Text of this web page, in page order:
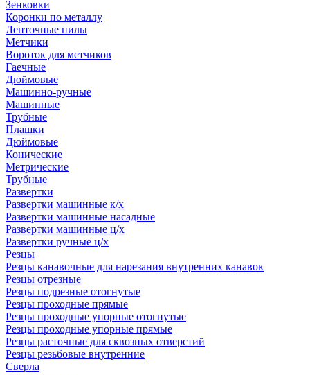
Зенковки
Коронки по металлу
Ленточные пилы
Метчики
Вороток для метчиков
Гаечные
Дюймовые
Машинно-ручные
Машинные
Трубные
Плашки
Дюймовые
Конические
Метрические
Трубные
Развертки
Развертки машинные к/х
Развертки машинные насадные
Развертки машинные ц/х
Развертки ручные ц/х
Резцы
Резцы канавочные для нарезания внутренних канавок
Резцы отрезные
Резцы подрезные отогнутые
Резцы проходные прямые
Резцы проходные упорные отогнутые
Резцы проходные упорные прямые
Резцы расточные для сквозных отверстий
Резцы резьбовые внутренние
Сверла